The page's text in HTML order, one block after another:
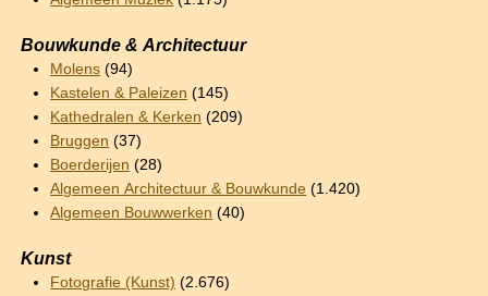
Bouwkunde & Architectuur
Molens (94)
Kastelen & Paleizen (145)
Kathedralen & Kerken (209)
Bruggen (37)
Boerderijen (28)
Algemeen Architectuur & Bouwkunde (1.420)
Algemeen Bouwwerken (40)
Kunst
Fotografie (Kunst) (2.676)